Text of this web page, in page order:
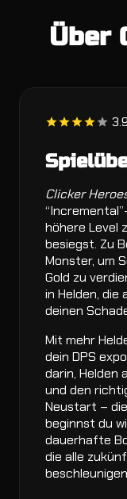
Über
Clicker
höhere Level
besiegst. Zu
Monster, um
Gold zu
in Helden,
deinen
Mit mehr
dein DPS
darin, Helden
und den
Neustart – die
beginnst du
dauerhafte
die alle